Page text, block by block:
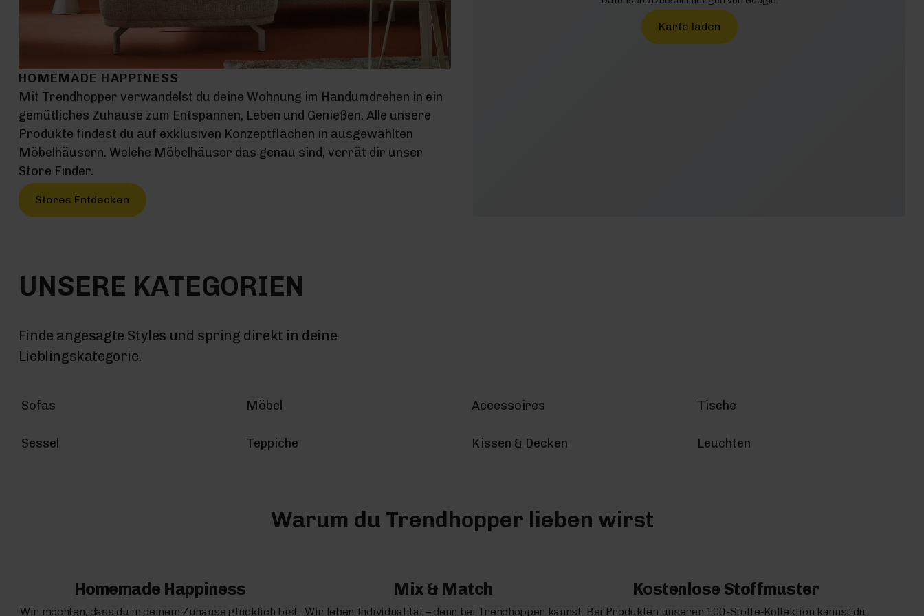
HOMEMADE HAPPINESS
Mit Trendhopper verwandelst du deine Wohnung im Handumdrehen in ein
gemütliches Zuhause zum Entspannen, Leben und Genießen. Alle unsere
Produkte findest du auf exklusiven Konzeptflächen in ausgewählten
Möbelhäusern. Welche Möbelhäuser das genau sind, verrät dir unser
Store Finder.
Stores Entdecken
Karte laden
UNSERE KATEGORIEN
Finde angesagte Styles und spring direkt in deine
Lieblingskategorie.
Sofas Möbel Accessoires Tische
Sessel Teppiche Kissen & Decken Leuchten
Warum du Trendhopper lieben wirst
Homemade Happiness
Wir möchten, dass du in deinem Zuhause glücklich bist.
Mix & Match
Wir leben Individualität – denn bei Trendhopper kannst
Kostenlose Stoffmuster
Bei Produkten unserer 100-Stoffe-Kollektion kannst du